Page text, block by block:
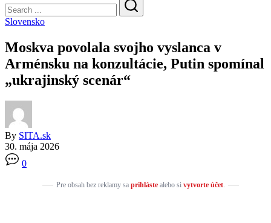
Search
Search
Slovensko
Moskva povolala svojho vyslanca v
Arménsku na konzultácie, Putin spomínal
„ukrajinský scenár“
By SITA.sk
30. mája 2026
0
Pre obsah bez reklamy sa prihlástealebo si vytvorte účet.